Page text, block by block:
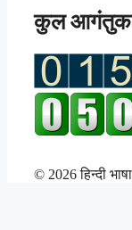
कुल आगंतुक
© 2026 हिन्दी भाषा